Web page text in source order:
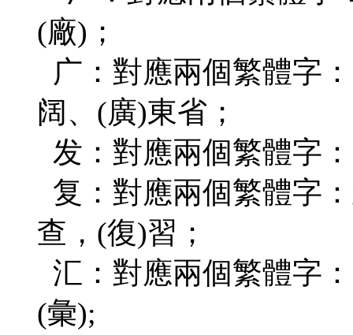
(廠)；
广：對應兩個繁體字
阔、(廣)東省；
发：對應兩個繁體字
复：對應兩個繁體字
查，(復)習；
汇：對應兩個繁體字
(彙);